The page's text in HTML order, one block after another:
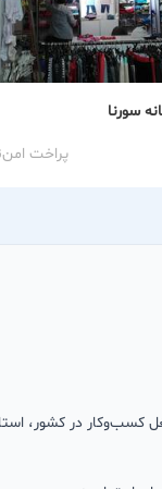
سورنا
پراخت امن
با شغل کسب‌وکار در کشور،